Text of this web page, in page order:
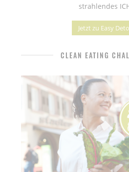
strahlendes
Jetzt zu Easy
CLEAN EATING